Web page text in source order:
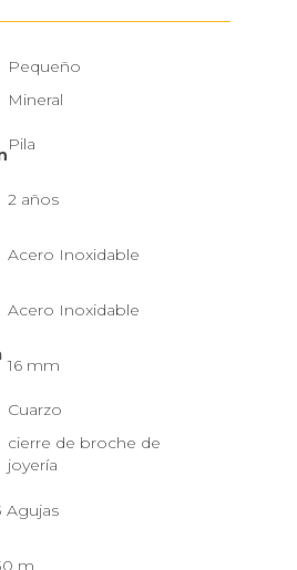
Pequeño
Mineral
Pila
2 años
Acero Inoxidable
Acero Inoxidable
16 mm
Cuarzo
cierre de broche de
joyería
Agujas
m